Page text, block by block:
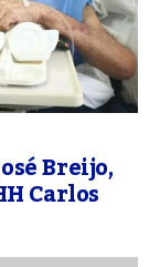
Breijo,
Carlos